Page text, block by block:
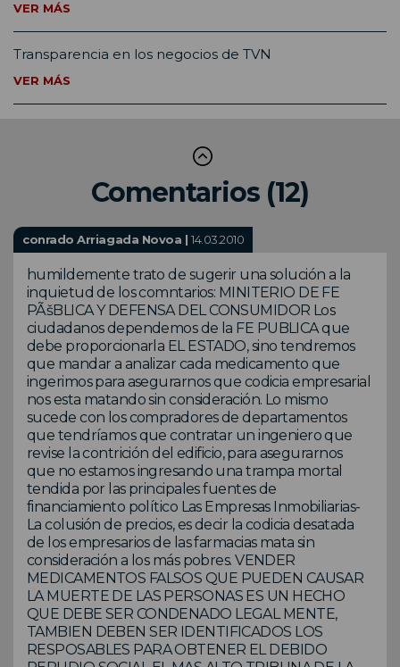
VER MÁS
Transparencia en los negocios de TVN
VER MÁS
Comentarios (12)
conrado Arriagada Novoa |14.03.2010
humildemente trato de sugerir una solución a la
inquietud de los comntarios: MINITERIO DE FE
PÃšBLICA Y DEFENSA DEL CONSUMIDOR Los
ciudadanos dependemos de la FE PUBLICA que
debe proporcionarla EL ESTADO, sino tendremos
que mandar a analizar cada medicamento que
ingerimos para asegurarnos que codicia empresarial
nos esta matando sin consideración. Lo mismo
sucede con los compradores de departamentos
que tendríamos que contratar un ingeniero que
revise la contrición del edificio, para asegurarnos
que no estamos ingresando una trampa mortal
tendida por las principales fuentes de
financiamiento político Las Empresas Inmobiliarias-
La colusión de precios, es decir la codicia desatada
de los empresarios de las farmacias mata sin
consideración a los más pobres. VENDER
MEDICAMENTOS FALSOS QUE PUEDEN CAUSAR
LA MUERTE DE LAS PERSONAS ES UN HECHO
QUE DEBE SER CONDENADO LEGAL MENTE,
TAMBIEN DEBEN SER IDENTIFICADOS LOS
RESPOSABLES PARA OBTENER EL DEBIDO